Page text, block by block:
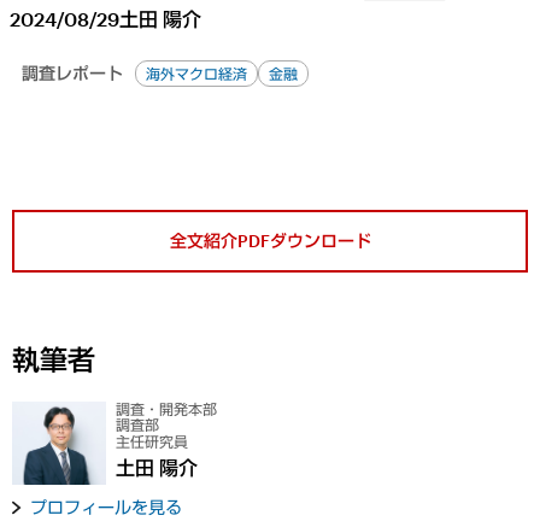
2024/08/29土田 陽介
調査レポート 海外マクロ経済 金融
全文紹介PDFダウンロード
執筆者
調査・開発本部
調査部
主任研究員
土田 陽介
プロフィールを見る